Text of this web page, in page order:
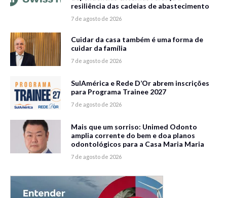
resiliência das cadeias de abastecimento
7 de agosto de 2026
Cuidar da casa também é uma forma de
cuidar da família
7 de agosto de 2026
SulAmérica e Rede D’Or abrem inscrições
para Programa Trainee 2027
7 de agosto de 2026
Mais que um sorriso: Unimed Odonto
amplia corrente do bem e doa planos
odontológicos para a Casa Maria Maria
7 de agosto de 2026